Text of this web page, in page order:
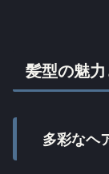
髪型の魅
多彩なヘ